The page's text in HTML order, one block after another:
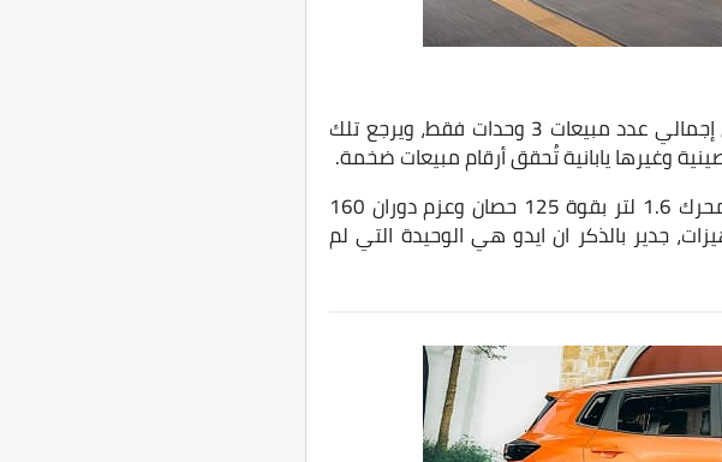
حققت سيارة Changan Eado DT في مصر خلال شهر يونيو الماضي إجمالي عدد مبيعات 3 وحدات فقط، ويرجع تلك
وغيرها يابانية تُحقق أرقام مبيعات ضخمة.
تُقدم سيارة شانجان ايدو DT في فئة سيدان مُدمجة الحجم، وتأتي بمحرك 1.6 لتر بقوة 125 حصان وعزم دوران 160
بفئتين من التجهيزات، جدير بالذكر ان ايدو هي الوحيدة التي لم